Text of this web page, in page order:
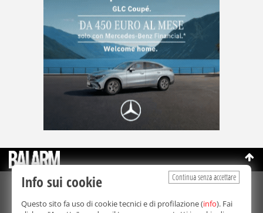
©Copyright 2003-2026
Bmedia Srl
- P.IVA 07064240828
La riproduzione totale o parziale di tutti i contenuti, in qualunque
Continua senza accettare
Info sui cookie
Questo sito fa uso di cookie tecnici e di profilazione (info). Fai